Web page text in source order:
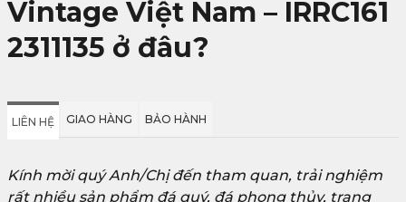
Vintage Việt Nam – IRRC161
2311135 ở đâu?
LIÊN HỆ GIAO HÀNG BẢO HÀNH
Kính mời quý Anh/Chị đến tham quan, trải nghiệm
rất nhiều sản phẩm đá quý, đá phong thủy, trang